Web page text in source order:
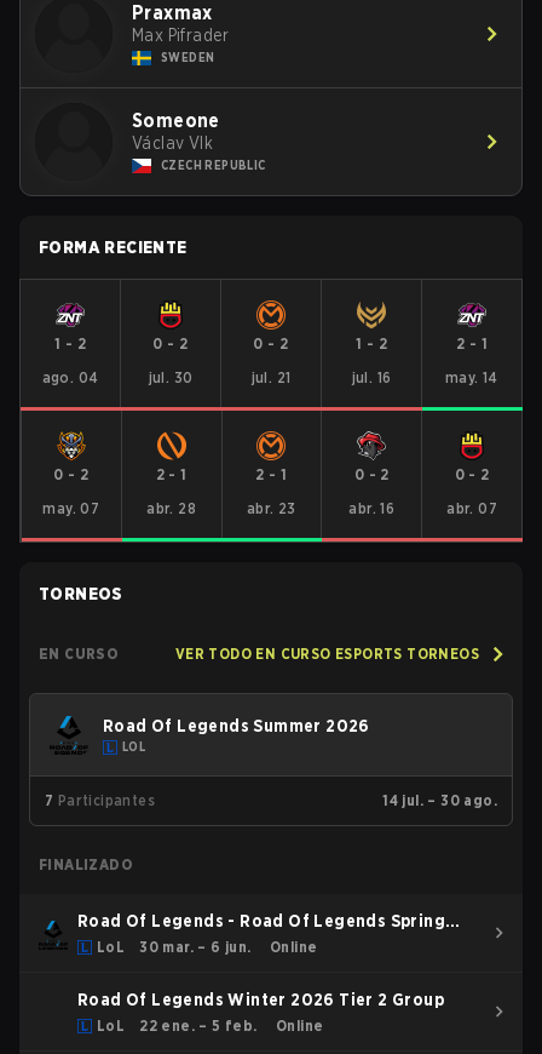
Praxmax
Max Pifrader
SWEDEN
Someone
Václav Vlk
CZECH REPUBLIC
FORMA RECIENTE
1 - 2
ago. 04
0 - 2
jul. 30
0 - 2
jul. 21
1 - 2
jul. 16
2 - 1
may. 14
0 - 2
may. 07
2 -1
abr. 28
2 -1
abr. 23
0 - 2
abr. 16
0- 2
abr. 07
TORNEOS
EN CURSO VER TODO EN CURSO ESPORTS TORNEOS
Road Of Legends Summer 2026
LOL
7 Participantes 14 jul. – 30 ago.
FINALIZADO
Road Of Legends - Road Of Legends Spring
2026
LoL 30 mar. – 6 jun. Online
Road Of Legends Winter 2026 Tier 2 Group
LoL 22 ene. – 5 feb. Online